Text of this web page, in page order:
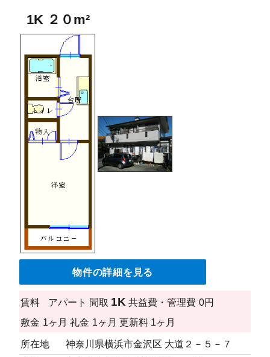
1K ２０m²
物件の詳細を見る
賃料 アパート 間取 1K 共益費・管理費 0円
敷金 1ヶ月 礼金 1ヶ月 更新料 1ヶ月
所在地
神奈川県横浜市金沢区 大道２－５－７